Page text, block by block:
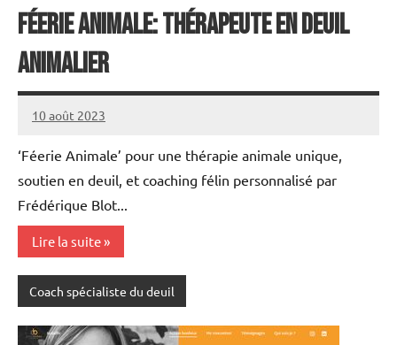
Féerie Animale: Thérapeute en deuil
animalier
10 août 2023
annuairecoaching
‘Féerie Animale’ pour une thérapie animale unique,
soutien en deuil, et coaching félin personnalisé par
Frédérique Blot...
Lire la suite
Coach spécialiste du deuil